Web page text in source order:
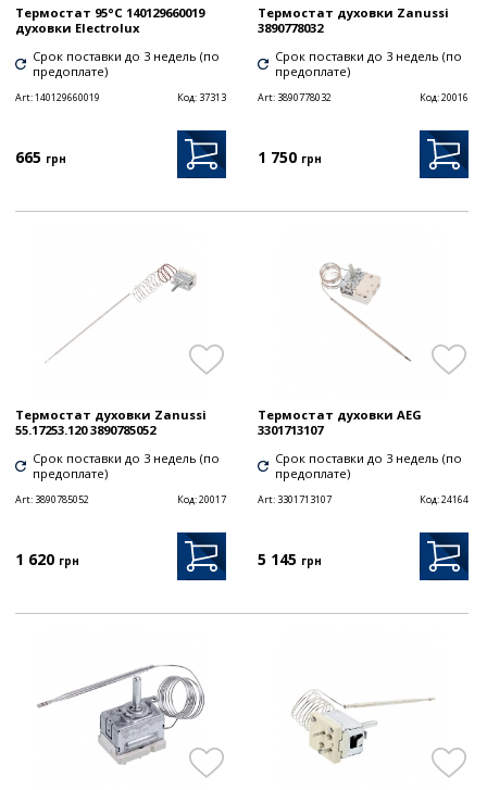
Термостат 95°C 140129660019
духовки Electrolux
Срок поставки до 3 недель (по
предоплате)
Art:140129660019 Код: 37313
665 грн
Термостат духовки Zanussi
3890778032
Срок поставки до 3 недель (по
предоплате)
Art: 3890778032 Код:20016
1 750 грн
Термостат духовки Zanussi
55.17253.120 3890785052
Срок поставки до 3 недель (по
предоплате)
Art: 3890785052 Код:20017
1 620 грн
Термостат духовки AEG
3301713107
Срок поставки до 3 недель (по
предоплате)
Art: 3301713107 Код:24164
5 145 грн